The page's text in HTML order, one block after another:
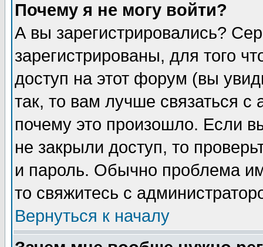
Почему я не могу войти?
А вы зарегистрировались?
зарегистрированы, для того
доступ на этот форум (вы
так, то вам лучше связаться
почему это произошло. Если
не закрыли доступ, то
и пароль. Обычно проблема
то свяжитесь с
Вернуться к началу